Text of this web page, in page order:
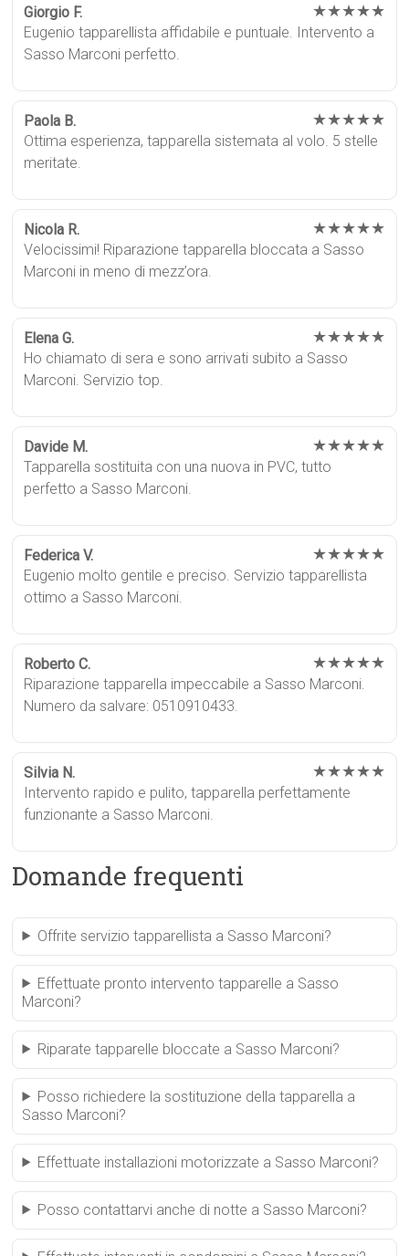
Giorgio F. ★★★★★
Eugenio tapparellista affidabile e puntuale. Intervento a
Sasso Marconi perfetto.
Paola B. ★★★★★
Ottima esperienza, tapparella sistemata al volo. 5 stelle
meritate.
Nicola R. ★★★★★
Velocissimi! Riparazione tapparella bloccata a Sasso
Marconi in meno di mezz’ora.
Elena G. ★★★★★
Ho chiamato di sera e sono arrivati subito a Sasso
Marconi. Servizio top.
Davide M. ★★★★★
Tapparella sostituita con una nuova in PVC, tutto
perfetto a Sasso Marconi.
Federica V. ★★★★★
Eugenio molto gentile e preciso. Servizio tapparellista
ottimo a Sasso Marconi.
Roberto C. ★★★★★
Riparazione tapparella impeccabile a Sasso Marconi.
Numero da salvare: 0510910433.
Silvia N. ★★★★★
Intervento rapido e pulito, tapparella perfettamente
funzionante a Sasso Marconi.
Domande frequenti
Offrite servizio tapparellista a Sasso Marconi?
Effettuate pronto intervento tapparelle a Sasso
Marconi?
Riparate tapparelle bloccate a Sasso Marconi?
Posso richiedere la sostituzione della tapparella a
Sasso Marconi?
Effettuate installazioni motorizzate a Sasso Marconi?
Posso contattarvi anche di notte a Sasso Marconi?